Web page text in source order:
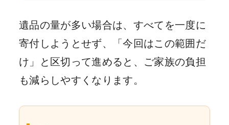
遺品の量が多い場合は、すべてを一度に
寄付しようとせず、「今回はこの範囲だ
け」と区切って進めると、ご家族の負担
も減らしやすくなります。